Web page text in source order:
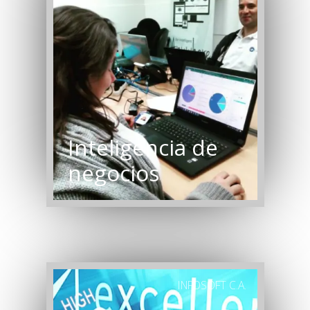
Inteligencia de
negocios
INFOSOFT C.A.